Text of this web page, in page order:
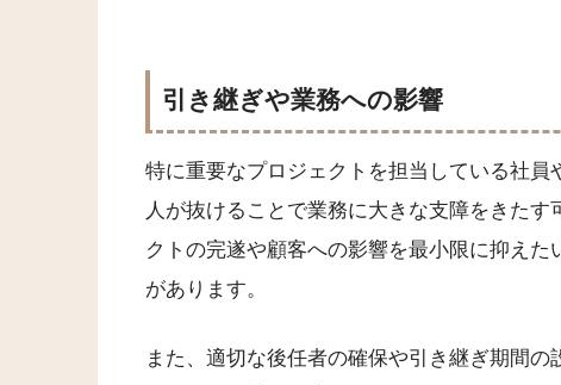
引き継ぎや業務への影響
特に重要なプロジェクトを担当している社
人が抜けることで業務に大きな支障をきた
クトの完遂や顧客への影響を最小限に抑え
があります。
また、適切な後任者の確保や引き継ぎ期間